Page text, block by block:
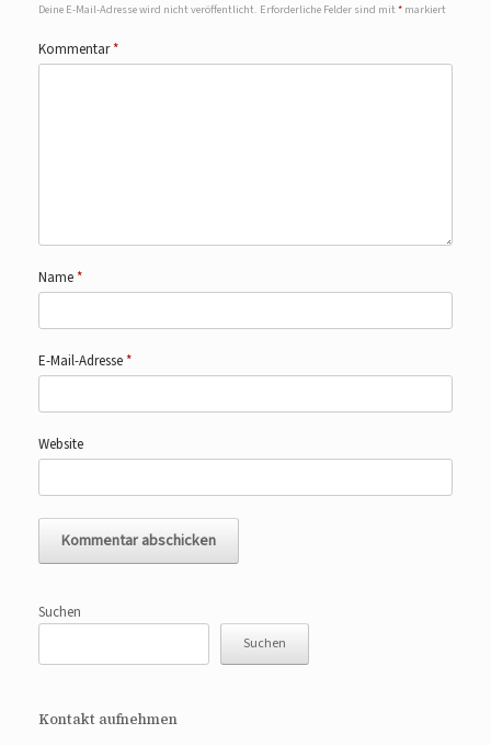
Deine E-Mail-Adresse wird nicht veröffentlicht. Erforderliche Felder sind mit* markiert
Kommentar*
Name*
E-Mail-Adresse*
Website
Suchen
Suchen
Kontakt aufnehmen